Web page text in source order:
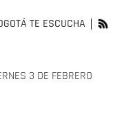
TE ESCUCHA
3 DE FEBRERO